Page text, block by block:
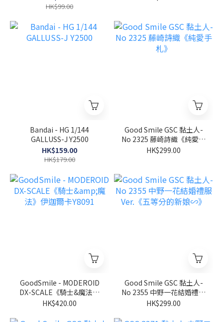
HK$99.00
Bandai - HG 1/144
GALLUSS-J Y2500
HK$159.00
HK$179.00
Good Smile GSC 黏土人-
No 2325 藤崎詩織《純愛手
札》
HK$299.00
GoodSmile - MODEROID
DX-SCALE《騎士&魔法》
伊迦爾卡Y8091
HK$420.00
Good Smile GSC 黏土人-
No 2355 中野一花結婚禮服
Ver.《五等分的新娘∽》
HK$299.00